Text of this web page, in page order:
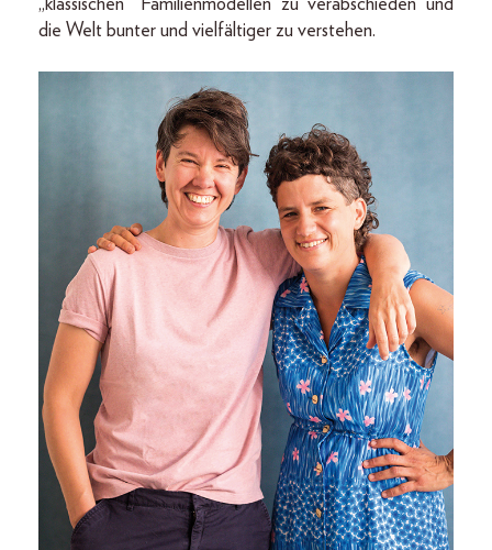
„klassischen“ Familienmodellen zu verabschieden und
die Welt bunter und vielfältiger zu verstehen.